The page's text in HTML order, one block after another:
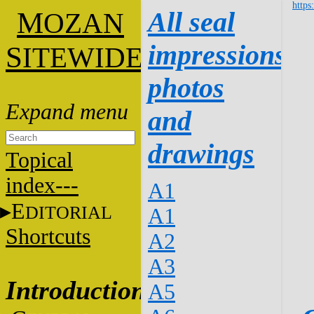
MOZAN
SITEWIDE
Topical
index---
EDITORIAL
Shortcuts
Introduction
All seal
impressions:
photos
and
drawings
A1
A1
A2
A3
A5